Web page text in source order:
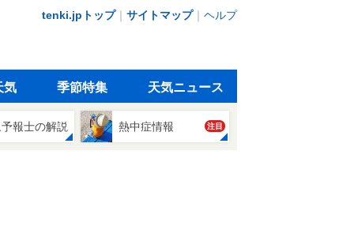
tenki.jpトップ｜ サイトマップ｜ ヘルプ
気 季節特集 天気ニュース
報士の解説 熱中症情報 注目